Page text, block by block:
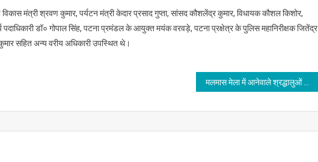
मंत्री श्रवण कुमार, पर्यटन मंत्री केदार प्रसाद गुप्ता, सांसद कौशलेंद्र कुमार, विधायक कौशल किशोर,
डॉ० गोपाल सिंह, पटना प्रमंडल के आयुक्त मयंक वरवड़े, पटना प्रक्षेत्र के पुलिस महानिरीक्षक जितेंद्र
सहित अन्य वरीय अधिकारी उपस्थित थे।